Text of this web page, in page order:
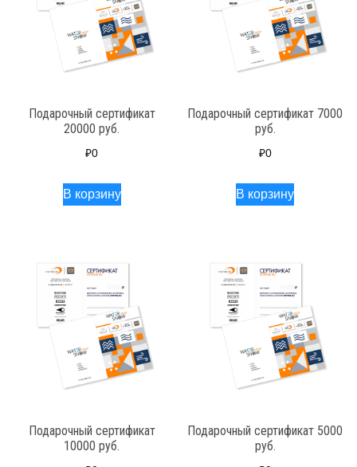
Подарочный сертификат
20000 руб.
₽0
В корзину
Подарочный сертификат 7000
руб.
₽0
В корзину
Подарочный сертификат
10000 руб.
Подарочный сертификат 5000
руб.